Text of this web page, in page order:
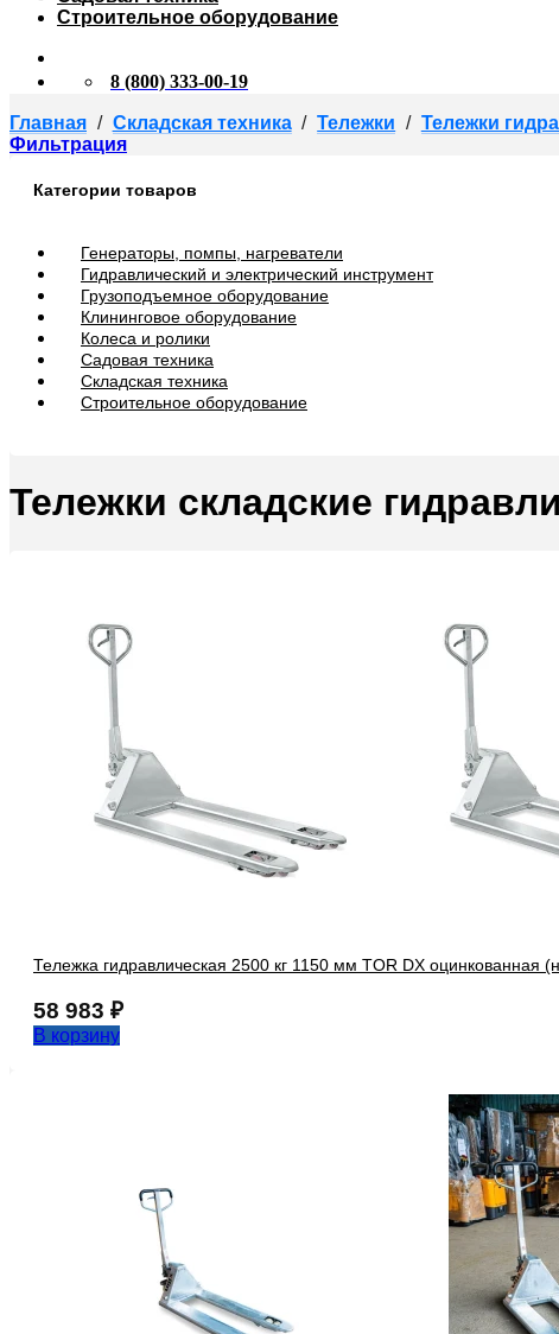
Строительное оборудование
8 (800) 333-00-19
Главная / Складская техника / Тележки / Тележки
Фильтрация
Категории товаров
Генераторы, помпы, нагреватели
Гидравлический и электрический инструмент
Грузоподъемное оборудование
Клининговое оборудование
Колеса и ролики
Садовая техника
Складская техника
Строительное оборудование
Тележки складские
Тележка гидравлическая 2500 кг 1150 мм TOR DX оцинкованная
58 983 ₽
В корзину